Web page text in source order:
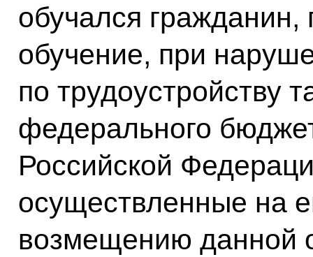
обучался
обучение, при
по трудоустройству
федерального
Российской
осуществленные на
возмещению данной